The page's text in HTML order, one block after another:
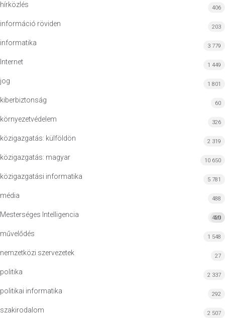
hírközlés 406
információ röviden 203
informatika 3 779
Internet 1 449
jog 1 801
kiberbiztonság 60
környezetvédelem 326
közigazgatás: külföldön 2 319
közigazgatás: magyar 10 650
közigazgatási informatika 5 781
média 488
Mesterséges Intelligencia MI
420
művelődés 1 548
nemzetközi szervezetek 27
politika 2 337
politikai informatika 292
szakirodalom 2 507